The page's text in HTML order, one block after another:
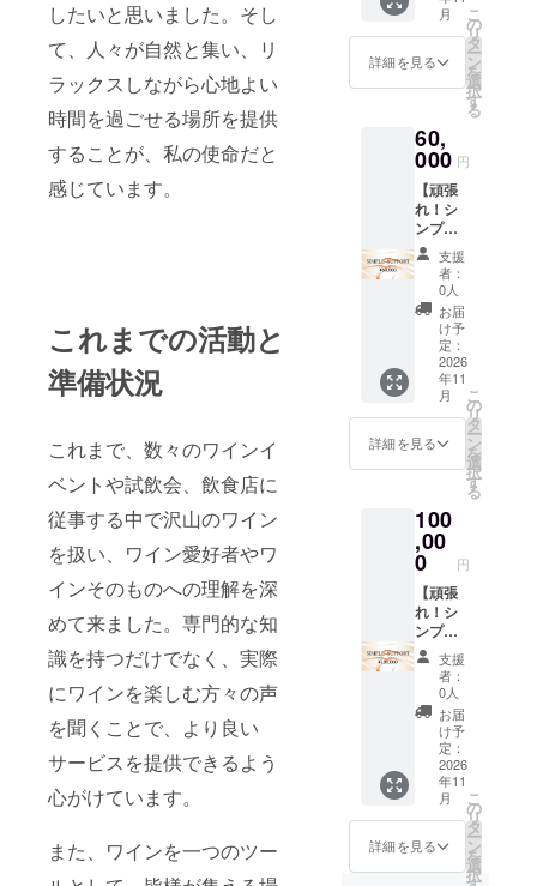
したいと思いました。そし
て、人々が自然と集い、リ
ラックスしながら心地よい
時間を過ごせる場所を提供
することが、私の使命だと
感じています。
これまでの活動と
準備状況
これまで、数々のワインイ
ベントや試飲会、飲食店に
従事する中で沢山のワイン
を扱い、ワイン愛好者やワ
インそのものへの理解を深
めて来ました。専門的な知
識を持つだけでなく、実際
にワインを楽しむ方々の声
を聞くことで、より良い
サービスを提供できるよう
心がけています。
また、ワインを一つのツー
載用、
ニック
ネーム
くださ
い。
にクラ
ウド
ファン
た旨
を、お
声かけ
くださ
い。 ・
有効期
間：グ
ランド
オープ
ン〜1年
す。 ①
ご支援
を頂い
た皆様
には感
持ちを
込め
て、 お
礼の
メッ
セージ
をお送
りしま
す。 ②
新店舗
のHP内
【プロ
ジェク
ト支援
者一
覧】へ
の お名
間：グ
ランド
オープ
ン〜事
業が 存
続する
限り掲
載。 ※
支援
時、必
ず備考
欄にお
名前
（HP掲
載用、
ニック
ネーム
でも
月
詳細を見る
こ
の
リ
タ
ー
ン
を
選
択
す
る
60,
000 円
【頑張
れ！シ
ンプル
支援
60,000
円】 こ
のコー
スは純
粋な支
援のお
願いで
す。 ①
ご支援
を頂い
た皆様
には感
持ちを
込め
て、 お
礼の
メッ
セージ
をお送
りしま
す。 ②
新店舗
のHP内
【プロ
ジェク
ト支援
者一
覧】へ
の お名
前掲
載。 ・
掲載期
支援
者：
0人
お届
け予
定：
2026
年11
月
詳細を見る
こ
の
リ
タ
ー
ン
を
選
択
す
る
100
,00
0 円
【頑張
れ！シ
ンプル
支援
100,000
円】 こ
のコー
スは純
粋な支
援のお
願いで
す。 ①
ご支援
を頂い
た皆様
には感
支援
者：
0人
お届
け予
定：
2026
年11
月
詳細を見る
こ
の
リ
タ
ー
ン
を
選
択